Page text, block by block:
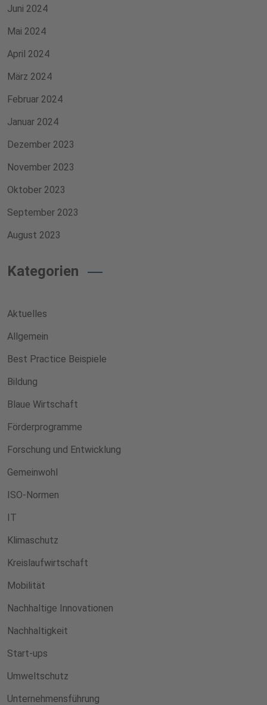
Juni 2024
Mai 2024
April 2024
März 2024
Februar 2024
Januar 2024
Dezember 2023
November 2023
Oktober 2023
September 2023
August 2023
Kategorien
Aktuelles
Allgemein
Best Practice Beispiele
Bildung
Blaue Wirtschaft
Förderprogramme
Forschung und Entwicklung
Gemeinwohl
ISO-Normen
IT
Klimaschutz
Kreislaufwirtschaft
Mobilität
Nachhaltige Innovationen
Nachhaltigkeit
Start-ups
Umweltschutz
Unternehmensführung